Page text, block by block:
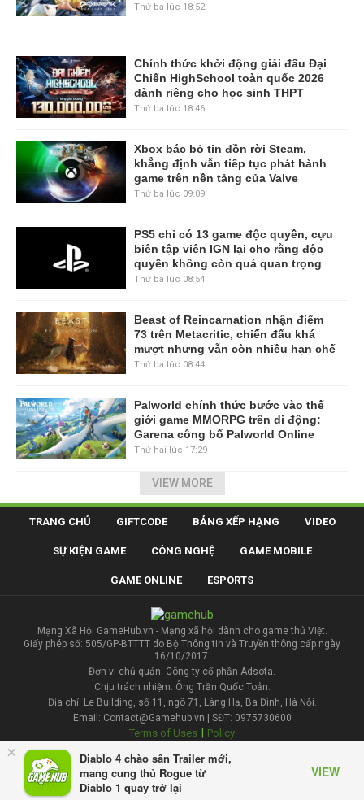
×
Diablo 4 chào sân Trailer mới,
mang cung thủ Rogue từ
Diablo 1 quay trở lại
VIEW
Thứ ba lúc 18:52
Chính thức khởi động giải đấu Đại
Chiến HighSchool toàn quốc 2026
dành riêng cho học sinh THPT
Thứ ba lúc 18:46
Xbox bác bỏ tin đồn rời Steam,
khẳng định vẫn tiếp tục phát hành
game trên nền tảng của Valve
Thứ ba lúc 09:09
PS5 chỉ có 13 game độc quyền, cựu
biên tập viên IGN lại cho rằng độc
quyền không còn quá quan trọng
Thứ ba lúc 08:54
Beast of Reincarnation nhận điểm
73 trên Metacritic, chiến đấu khá
mượt nhưng vẫn còn nhiều hạn chế
Thứ ba lúc 08:44
Palworld chính thức bước vào thế
giới game MMORPG trên di động:
Garena công bố Palworld Online
Thứ hai lúc 17:29
VIEW MORE
TRANG CHỦ GIFTCODE BẢNG XẾP HẠNG VIDEO
SỰ KIỆN GAME CÔNG NGHỆ GAME MOBILE
GAME ONLINE ESPORTS
Mạng Xã Hội GameHub.vn - Mạng xã hội dành cho game thủ Việt.
Giấy phép số: 505/GP-BTTTT do Bộ Thông tin và Truyền thông cấp ngày
16/10/2017.
Đơn vị chủ quản: Công ty cổ phần Adsota.
Chịu trách nhiệm: Ông Trần Quốc Toản.
Địa chỉ: Le Building, số 11, ngõ 71, Láng Hạ, Ba Đình, Hà Nội.
Email: Contact@Gamehub.vn | SĐT: 0975730600
Terms of Uses | Policy
Liên hệ đăng bài